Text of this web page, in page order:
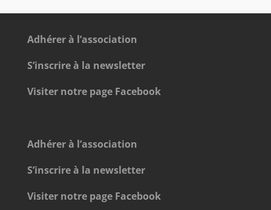
Adhérer à l’association
S’inscrire à la newsletter
Visiter notre page Facebook
Adhérer à l’association
S’inscrire à la newsletter
Visiter notre page Facebook